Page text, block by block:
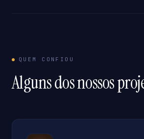
QUEM CONFIOU
Alguns dos nossos